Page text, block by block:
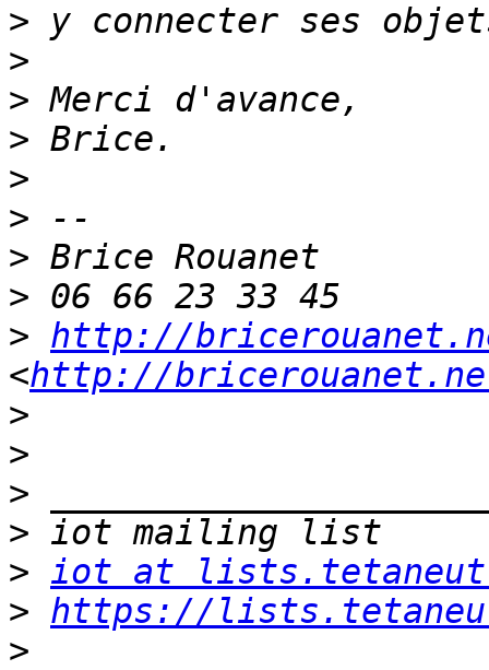
>
>
>
>
>
>
>
>
> http://
<http://
>
>
>
>
> iot at
> https://
>